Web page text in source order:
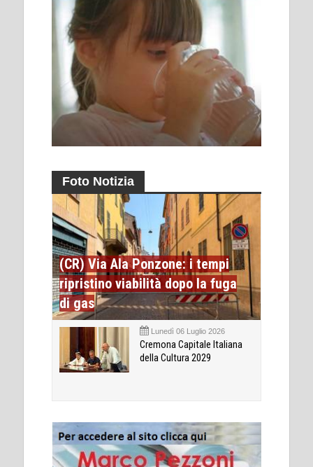
Foto Notizia
(CR) Via Ala Ponzone: i tempi
ripristino viabilità dopo la fuga
di gas
Lunedì 06 Luglio 2026
Cremona Capitale Italiana
della Cultura 2029